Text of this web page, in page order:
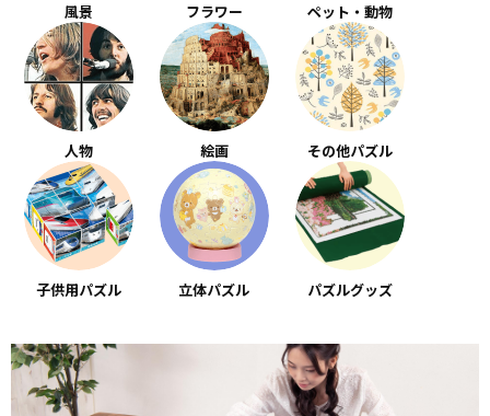
風景 フラワー ペット・動物
人物 絵画 その他パズル
子供用パズル 立体パズル パズルグッズ